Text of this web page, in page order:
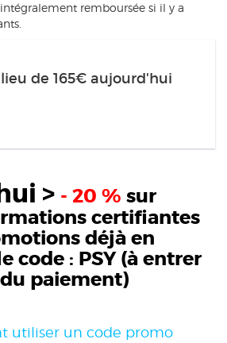
remboursée si il y a
de 165€ aujourd'hui
> - 20 % sur
certifiantes
déjà en
code : PSY(à entrer
paiement)
utiliser un code promo